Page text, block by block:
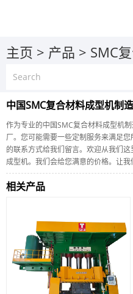
主页 > 产品 > SMC
中国SMC复合材料成型机制
作为专业的中国SMC复合材料成型机
厂。您可能需要一些定制服务来满足
的联系方式给我们留言。欢迎从我们
成型机。我们会给您满意的价格。让
相关产品